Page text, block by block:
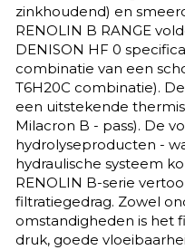
zinkhoudend) en
RENOLIN B RANGE
DENISON HF 0
combinatie van een
T6H20C combinatie).
een uitstekende
Milacron B - pass). De
hydrolyseproducten -
hydraulische systeem
RENOLIN B-serie
filtratiegedrag. Zowel
omstandigheden is het
druk, goede